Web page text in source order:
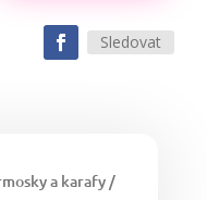
Sledovat
a karafy/